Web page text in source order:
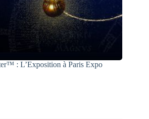
: L’Exposition à Paris Expo